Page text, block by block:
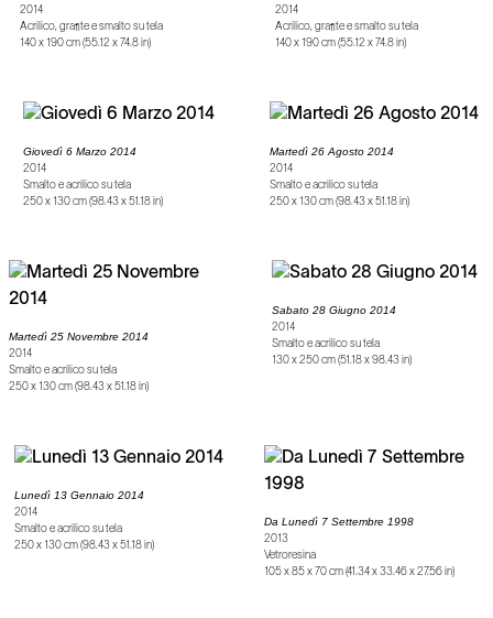
2014
Acrilico, grafite e smalto su tela
140 x 190 cm (55.12 x 74.8 in)
2014
Acrilico, grafite e smalto su tela
140 x 190 cm (55.12 x 74.8 in)
Giovedì 6 Marzo 2014
2014
Smalto e acrilico su tela
250 x 130 cm (98.43 x 51.18 in)
Martedì 26 Agosto 2014
2014
Smalto e acrilico su tela
250 x 130 cm (98.43 x 51.18 in)
Martedì 25 Novembre 2014
2014
Smalto e acrilico su tela
250 x 130 cm (98.43 x 51.18 in)
Sabato 28 Giugno 2014
2014
Smalto e acrilico su tela
130 x 250 cm (51.18 x 98.43 in)
Lunedì 13 Gennaio 2014
2014
Smalto e acrilico su tela
250 x 130 cm (98.43 x 51.18 in)
Da Lunedì 7 Settembre 1998
2013
Vetroresina
105 x 85 x 70 cm (41.34 x 33.46 x 27.56 in)